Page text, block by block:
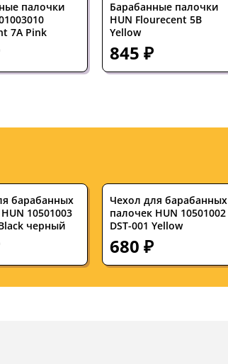
палочки
7A Pink
Барабанные палочки
HUN Flourecent 5B
Yellow
845 ₽
барабанных
10501003
черный
Чехол для барабанных
палочек HUN 10501002
DST-001 Yellow
680 ₽